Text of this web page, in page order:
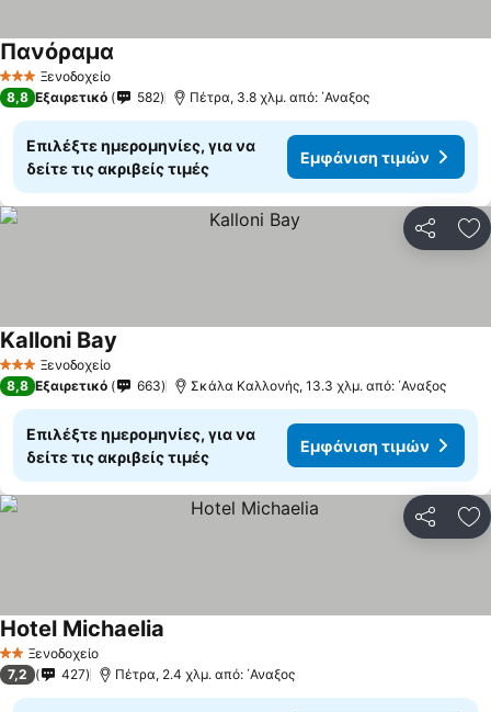
3 ΑστέριαΞενοδοχείο
Πανόραμα
8,8 Εξαιρετικό 582 Πέτρα, 3.8 χλμ. από: ΄Αναξος
Επιλέξτε ημερομηνίες, για να
δείτε τις ακριβείς τιμές
Εμφάνιση τιμών
3 ΑστέριαΞενοδοχείο
Kalloni Bay
8,8 Εξαιρετικό 663 Σκάλα Καλλονής, 13.3 χλμ. από: ΄Αναξος
Επιλέξτε ημερομηνίες, για να
δείτε τις ακριβείς τιμές
Εμφάνιση τιμών
2 ΑστέριαΞενοδοχείο
Hotel Michaelia
7,2 427 Πέτρα, 2.4 χλμ. από: ΄Αναξος